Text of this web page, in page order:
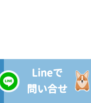
Lineで
問い合せ